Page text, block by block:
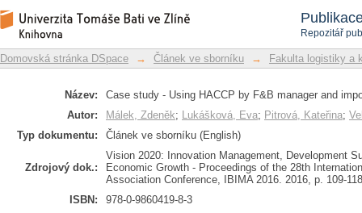
Repozitář
Case study - Using HACCP by F&B
Repozitář DSpace/Manakin
Domovská stránka DSpace → Článek ve sborníku → Fakulta logistiky a
Název:
Case study - Using HACCP by F&B manager and
Autor:
Málek, Zdeněk; Lukášková, Eva; Pitrová, Kateřina;
Typ dokumentu:
Článek ve sborníku (English)
Zdrojový dok.:
Vision 2020: Innovation Management, Development
Economic Growth - Proceedings of the 28th
Association Conference, IBIMA 2016. 2016, p. 109-118
ISBN:
978-0-9860419-8-3